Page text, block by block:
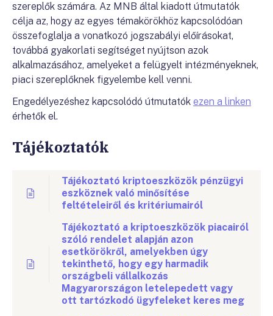
szereplők számára. Az MNB által kiadott útmutatók
célja az, hogy az egyes témakörökhöz kapcsolódóan
összefoglalja a vonatkozó jogszabályi előírásokat,
továbbá gyakorlati segítséget nyújtson azok
alkalmazásához, amelyeket a felügyelt intézményeknek,
piaci szereplőknek figyelembe kell venni.
Engedélyezéshez kapcsolódó útmutatók ezen a linken
érhetők el.
Tájékoztatók
Tájékoztató kriptoeszközök pénzügyi
eszköznek való minősítése
feltételeiről és kritériumairól
Tájékoztató a kriptoeszközök piacairól
szóló rendelet alapján azon
esetkörökről, amelyekben úgy
tekinthető, hogy egy harmadik
országbeli vállalkozás
Magyarországon letelepedett vagy
ott tartózkodó ügyfeleket keres meg